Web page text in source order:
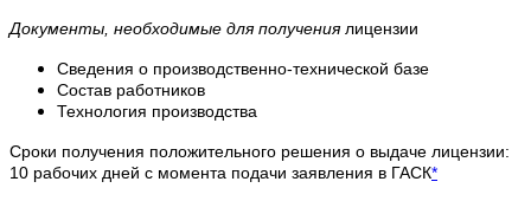
Документы, необходимые для получениялицензии
Сведения о производственно-технической базе
Состав работников
Технология производства
Сроки получения положительного решения о выдаче лицензии:
10 рабочих дней с момента подачи заявления в ГАСК*